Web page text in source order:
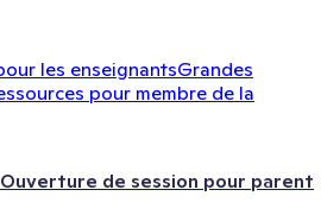
les enseignantsGrandes
pour membre de la
Ouverture de session pour parent